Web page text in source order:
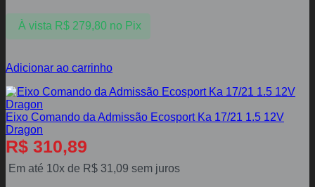
À vista R$279,80 no Pix
Adicionar ao carrinho
Eixo Comando da Admissão Ecosport Ka 17/21 1.5 12V
Dragon
R$ 310,89
Em até 10x de R$ 31,09 sem juros